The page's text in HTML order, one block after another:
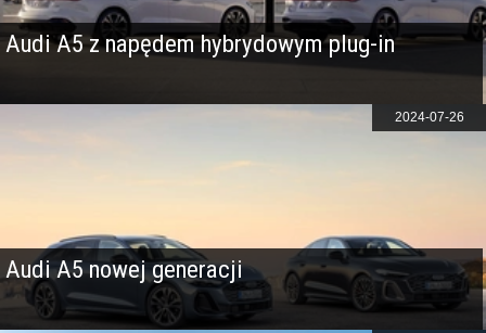
Audi A5 z napędem hybrydowym plug-in
Audi A5 nowej generacji
2024-07-26